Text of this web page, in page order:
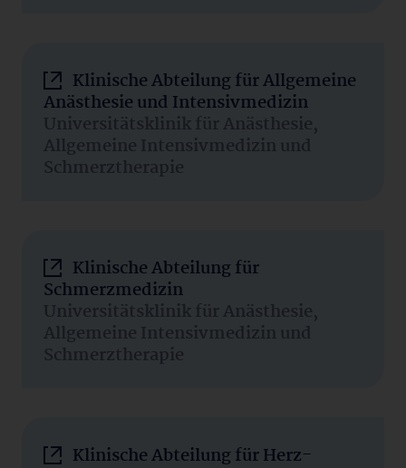
Klinische Abteilung für Allgemeine
Anästhesie und Intensivmedizin
Universitätsklinik für Anästhesie,
Allgemeine Intensivmedizin und
Schmerztherapie
Klinische Abteilung für
Schmerzmedizin
Universitätsklinik für Anästhesie,
Allgemeine Intensivmedizin und
Schmerztherapie
Klinische Abteilung für Herz-